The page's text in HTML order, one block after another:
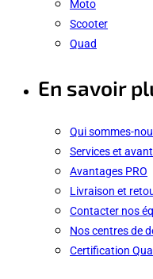
Moto
Scooter
Quad
En savoir
Qui sommes-
Services et
Avantages PRO
Livraison et
Contacter nos
Nos centres de
Certification